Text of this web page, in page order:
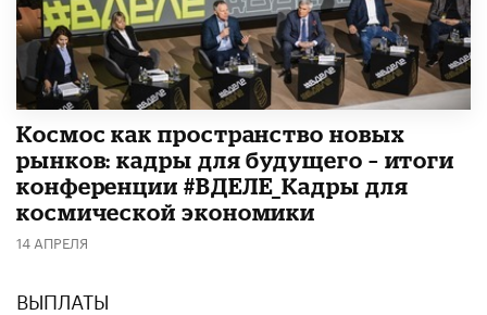
Космос как пространство новых
рынков: кадры для будущего – итоги
конференции #ВДЕЛЕ_Кадры для
космической экономики
14 АПРЕЛЯ
ВЫПЛАТЫ